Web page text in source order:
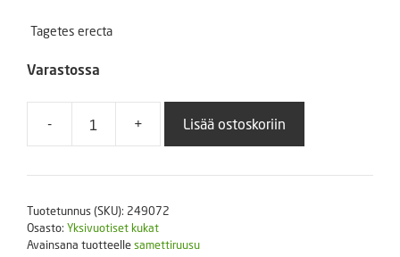
Tagetes erecta
Varastossa
-
Antiqua
yellow
250
+ Lisää ostoskoriin
Tuotetunnus (SKU): 249072
Osasto: Yksivuotiset kukat
Avainsana tuotteellesamettiruusu